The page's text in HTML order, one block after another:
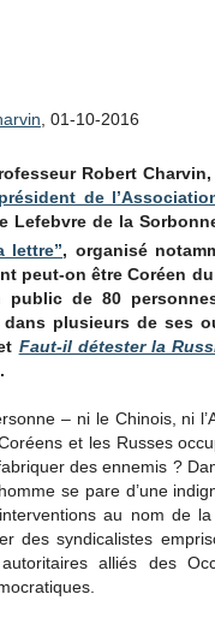
, 01-10-2016
Robert
de
Lefebvre de la
lettre”, organisé
peut-on être Coréen
public de 80
dans plusieurs de ses
Faut-il détester la
– ni le Chinois, ni
et les Russes
des ennemis ?
se pare d’une
au nom de
des syndicalistes
alliés des